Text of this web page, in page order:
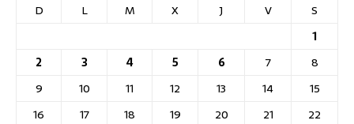
D
L M X J V
S
1
2
3 4 5 6 7
8
9
10 11 12 13 14
15
16
17 18 19 20 21
22